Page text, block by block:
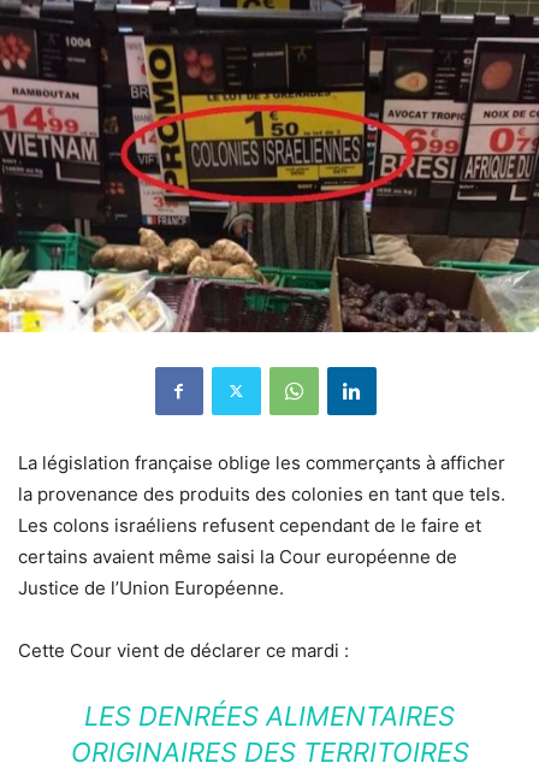
La législation française oblige les commerçants à afficher
la provenance des produits des colonies en tant que tels.
Les colons israéliens refusent cependant de le faire et
certains avaient même saisi la Cour européenne de
Justice de l’Union Européenne.
Cette Cour vient de déclarer ce mardi :
LES DENRÉES ALIMENTAIRES
ORIGINAIRES DES TERRITOIRES